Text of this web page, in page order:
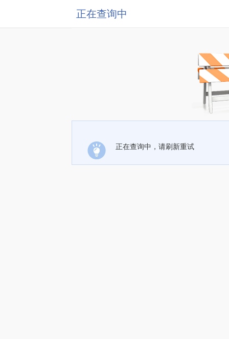
正在查询中
正在查询中，请刷新重试